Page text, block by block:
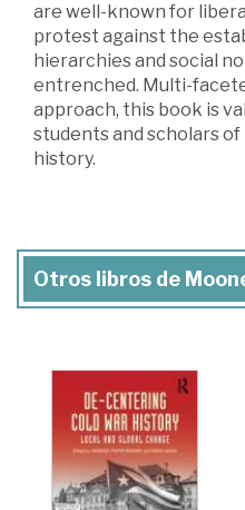
are well-known for
protest against the
hierarchies and social
entrenched. Multi-
approach, this book is
students and scholars
history.
Otros libros de